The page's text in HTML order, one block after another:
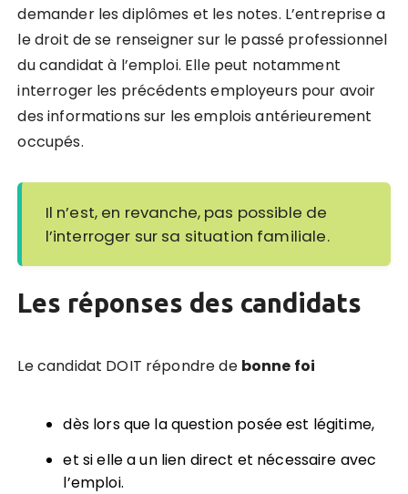
demander les diplômes et les notes. L’entreprise a
le droit de se renseigner sur le passé professionnel
du candidat à l’emploi. Elle peut notamment
interroger les précédents employeurs pour avoir
des informations sur les emplois antérieurement
occupés.
Il n’est, en revanche, pas possible de
l’interroger sur sa situation familiale.
Les réponses des candidats
Le candidat DOIT répondre de bonne foi
dès lors que la question posée est légitime,
et si elle a un lien direct et nécessaire avec
l’emploi.